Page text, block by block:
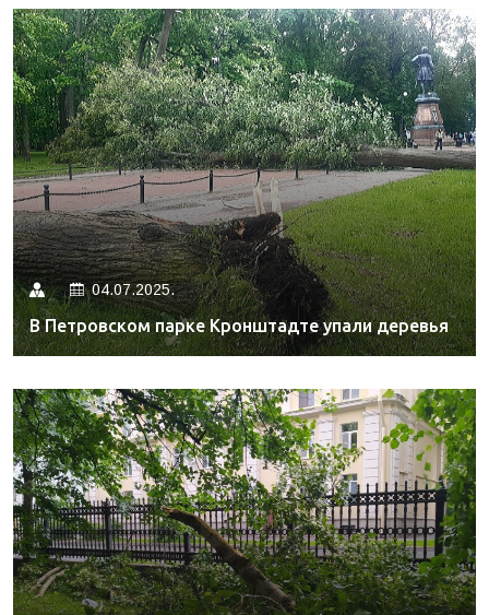
04.07.2025.
В Петровском парке Кронштадте упали деревья